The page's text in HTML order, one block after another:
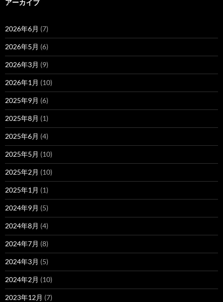
アーカイブ
2026年6月 (7)
2026年5月 (6)
2026年3月 (9)
2026年1月 (10)
2025年9月 (6)
2025年8月 (1)
2025年6月 (4)
2025年5月 (10)
2025年2月 (10)
2025年1月 (1)
2024年9月 (5)
2024年8月 (4)
2024年7月 (8)
2024年3月 (5)
2024年2月 (10)
2023年12月 (7)